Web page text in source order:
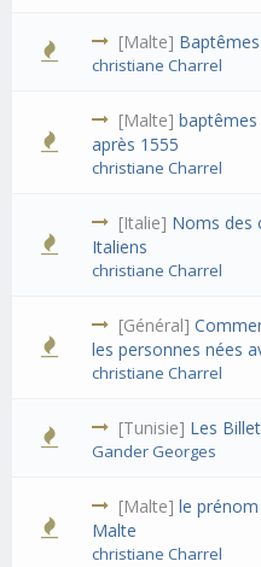
[Malte]
christiane Charrel
[Malte]
après 1555
christiane Charrel
[Italie] Noms des
Italiens
christiane Charrel
[Général]
les personnes nées
christiane Charrel
[Tunisie] Les
Gander Georges
[Malte]le
Malte
christiane Charrel